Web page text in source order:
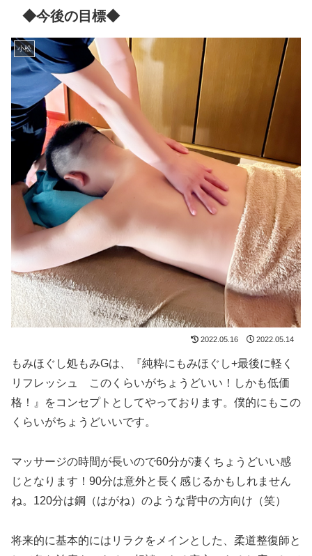
◆今後の目標◆
小松
2022.05.16 2022.05.14
もみほぐし処もみGは、『純粋にもみほぐし+最後に軽く
リフレッシュ このくらいがちょうどいい！しかも低価
格！』をコンセプトとしてやっております。僕的にもこの
くらいがちょうどいいです。
マッサージの時間が長いので60分が凄くちょうどいい感
じとなります！90分は意外と長く感じるかもしれません
ね。120分は鋼（はがね）のような背中の方向け（笑）
将来的に基本的にはリラクをメインとした、柔道整復師と